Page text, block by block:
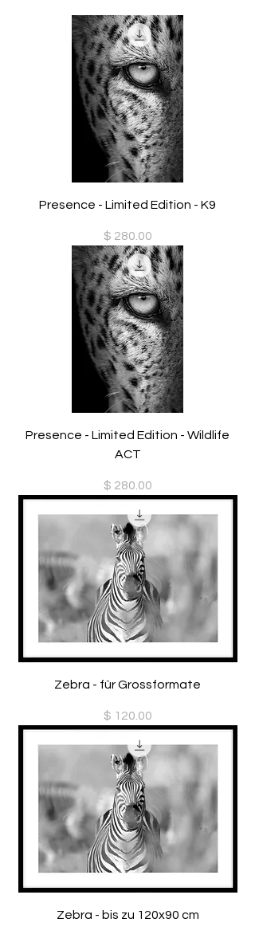
Presence - Limited Edition - K9
Preis
$ 280.00
Presence - Limited Edition - Wildlife
ACT
Preis
$ 280.00
Zebra - für Grossformate
Preis
$ 120.00
Zebra - bis zu 120x90 cm